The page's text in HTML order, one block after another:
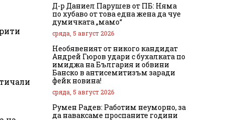
Д-р Даниел Парушев от ПБ: Няма
по хубаво от това една жена да чуе
думичката „мамо“
сряда, 5 август 2026
Необявеният от никого кандидат
Андрей Гюров удари с бухалката по
имиджа на България и обвини
Банско в антисемитизъм заради
фейк новина!
сряда, 5 август 2026
Румен Радев: Работим неуморно, за
да наваксаме проспаните години